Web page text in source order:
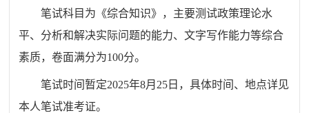
笔试科目为《综合知识》，主要测试政策理论水
平、分析和解决实际问题的能力、文字写作能力等综合
素质，卷面满分为100分。
笔试时间暂定2025年8月25日，具体时间、地点详见
本人笔试准考证。